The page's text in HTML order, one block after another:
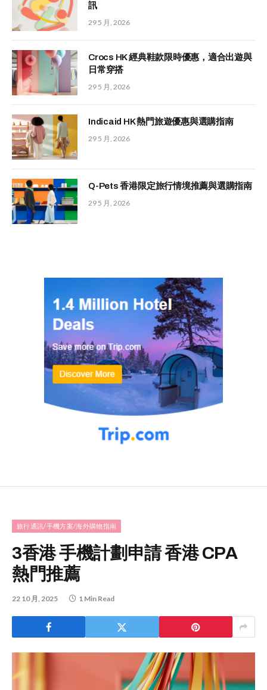
訊
29 5 月, 2026
Crocs HK 經典鞋款限時優惠，適合出遊與
日常穿搭
29 5 月, 2026
Indicaid HK 熱門旅遊優惠與選購指南
29 5 月, 2026
Q-Pets 香港限定旅行情境推薦與選購指南
29 5 月, 2026
旅行通訊/手機方案/海外購物指南
3香港 手機計劃申請 香港 CPA
熱門推薦
22 10 月, 2025 1 Min Read